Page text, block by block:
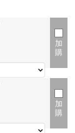
加
購
加
購